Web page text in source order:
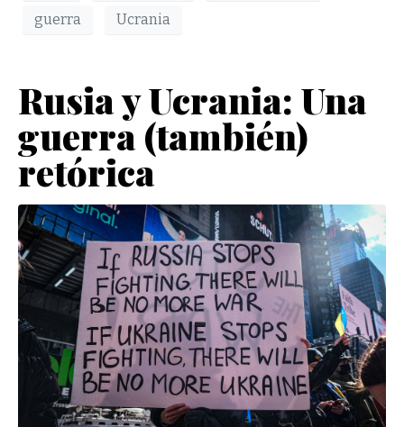
guerra
Ucrania
Rusia y Ucrania: Una
guerra (también)
retórica